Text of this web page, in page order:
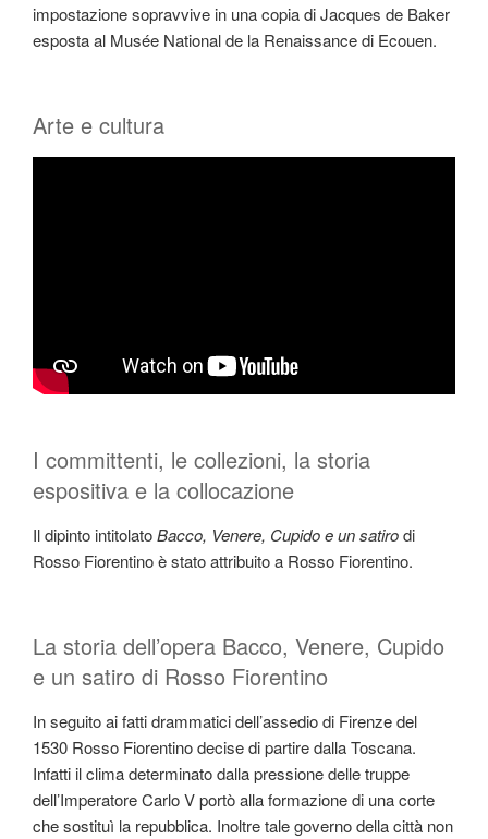
impostazione sopravvive in una copia di Jacques de Baker
esposta al Musée National de la Renaissance di Ecouen.
Arte e cultura
I committenti, le collezioni, la storia
espositiva e la collocazione
Il dipinto intitolatoBacco, Venere, Cupido e un satirodi
Rosso Fiorentino è stato attribuito a Rosso Fiorentino.
La storia dell’opera Bacco, Venere, Cupido
e un satiro di Rosso Fiorentino
In seguito ai fatti drammatici dell’assedio di Firenze del
1530 Rosso Fiorentino decise di partire dalla Toscana.
Infatti il clima determinato dalla pressione delle truppe
dell’Imperatore Carlo V portò alla formazione di una corte
che sostituì la repubblica. Inoltre tale governo della città non